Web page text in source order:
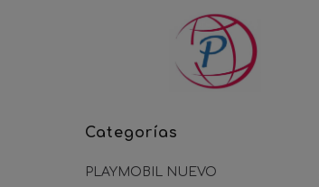
Categorías
PLAYMOBIL NUEVO